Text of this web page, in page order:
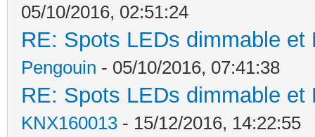
05/10/2016, 02:51:24
RE: Spots LEDs dimmable
Pengouin - 05/10/2016, 07:41:38
RE: Spots LEDs dimmable
KNX160013 - 15/12/2016, 14:22:55